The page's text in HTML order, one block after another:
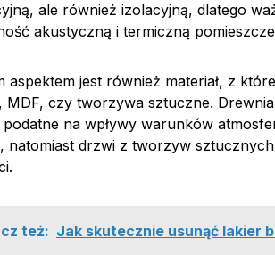
ale również izolacyjną, dlatego
akustyczną i termiczną
aspektem jest również materiał, z
MDF, czy tworzywa sztuczne.
podatne na wpływy warunków
natomiast drzwi z tworzyw
też: Jak skutecznie usunąć lakier